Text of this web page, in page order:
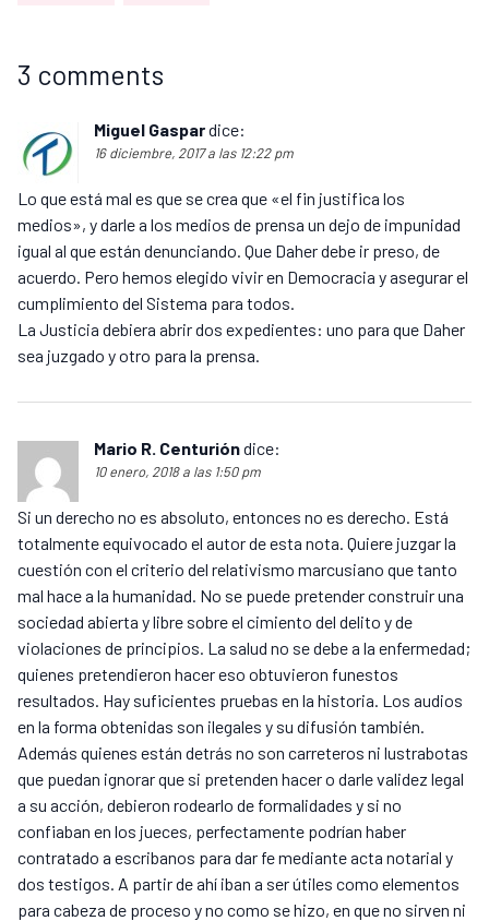
3 comments
Miguel Gaspardice:
16 diciembre, 2017 a las 12:22 pm
Lo que está mal es que se crea que «el fin justifica los
medios», y darle a los medios de prensa un dejo de impunidad
igual al que están denunciando. Que Daher debe ir preso, de
acuerdo. Pero hemos elegido vivir en Democracia y asegurar el
cumplimiento del Sistema para todos.
La Justicia debiera abrir dos expedientes: uno para que Daher
sea juzgado y otro para la prensa.
Mario R. Centurióndice:
10 enero, 2018 a las 1:50 pm
Si un derecho no es absoluto, entonces no es derecho. Está
totalmente equivocado el autor de esta nota. Quiere juzgar la
cuestión con el criterio del relativismo marcusiano que tanto
mal hace a la humanidad. No se puede pretender construir una
sociedad abierta y libre sobre el cimiento del delito y de
violaciones de principios. La salud no se debe a la enfermedad;
quienes pretendieron hacer eso obtuvieron funestos
resultados. Hay suficientes pruebas en la historia. Los audios
en la forma obtenidas son ilegales y su difusión también.
Además quienes están detrás no son carreteros ni lustrabotas
que puedan ignorar que si pretenden hacer o darle validez legal
a su acción, debieron rodearlo de formalidades y si no
confiaban en los jueces, perfectamente podrían haber
contratado a escribanos para dar fe mediante acta notarial y
dos testigos. A partir de ahí iban a ser útiles como elementos
para cabeza de proceso y no como se hizo, en que no sirven ni